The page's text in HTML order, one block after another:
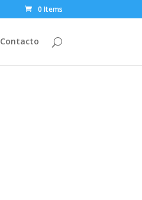
0 Items
Contacto